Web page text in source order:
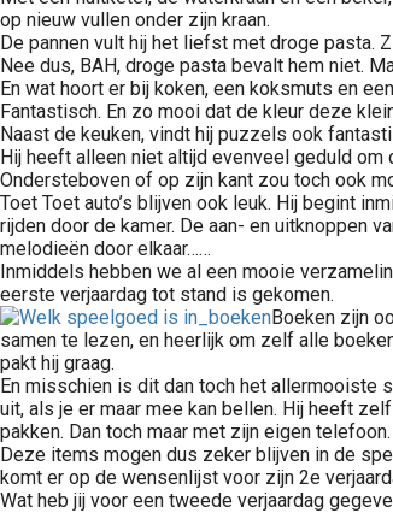
op nieuw vullen onder zijn kraan.
De pannen vult hij het liefst met droge pasta.
Nee dus, BAH, droge pasta bevalt hem niet.
En wat hoort er bij koken, een koksmuts en
Fantastisch. En zo mooi dat de kleur deze
Naast de keuken, vindt hij puzzels ook
Hij heeft alleen niet altijd evenveel geduld om
Ondersteboven of op zijn kant zou toch ook
Toet Toet auto’s blijven ook leuk. Hij begint
rijden door de kamer. De aan- en uitknoppen
melodieën door elkaar……
Inmiddels hebben we al een mooie
eerste verjaardag tot stand is gekomen.
Boeken zijn
samen te lezen, en heerlijk om zelf alle
pakt hij graag.
En misschien is dit dan toch het allermooiste
uit, als je er maar mee kan bellen. Hij heeft
pakken. Dan toch maar met zijn eigen
Deze items mogen dus zeker blijven in de
komt er op de wensenlijst voor zijn 2e
Wat heb jij voor een tweede verjaardag